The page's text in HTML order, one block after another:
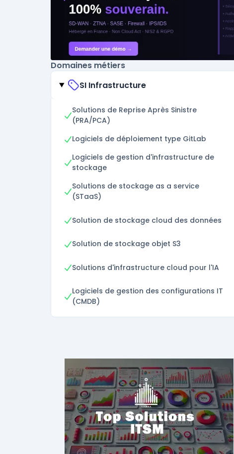
Domaines métiers
SI Infrastructure
Solutions de Reprise Après Sinistre
(PRA/PCA)
Logiciels de déploiement type GitLab
Logiciels de gestion d'infrastructure de
stockage
Solutions de stockage as a service
(STaaS)
Solution de stockage cloud des données
Solution de stockage objet S3
Solutions d'infrastructure cloud pour l'IA
Logiciels de gestion des configurations IT
(CMDB)